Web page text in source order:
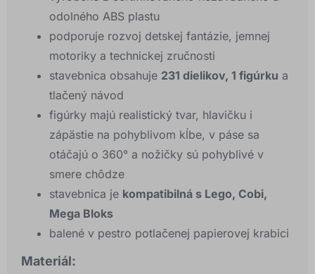
odolného ABS plastu
podporuje rozvoj detskej fantázie, jemnej
motoriky a technickej zručnosti
stavebnica obsahuje 231 dielikov, 1 figúrku a
tlačený návod
figúrky majú realistický tvar, hlavičku i
zápästie na pohyblivom kĺbe, v páse sa
otáčajú o 360° a nožičky sú pohyblivé v
smere chôdze
stavebnica je kompatibilná s Lego, Cobi,
Mega Bloks
balené v pestro potlačenej papierovej krabici
Materiál: